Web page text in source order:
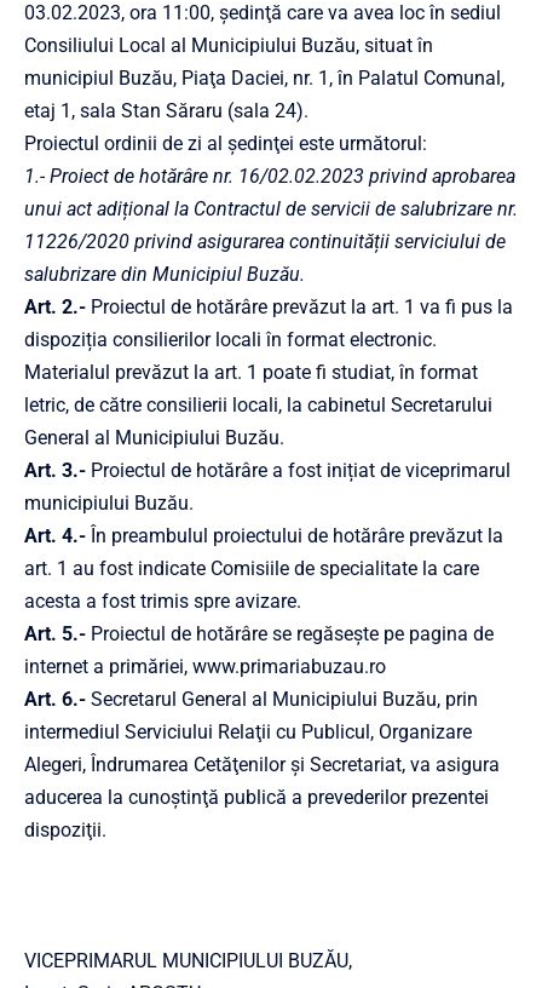
03.02.2023, ora 11:00, şedinţă care va avea loc în sediul
Consiliului Local al Municipiului Buzău, situat în
municipiul Buzău, Piaţa Daciei, nr. 1, în Palatul Comunal,
etaj 1, sala Stan Săraru (sala 24).
Proiectul ordinii de zi al şedinţei este următorul:
1.- Proiect de hotărâre nr. 16/02.02.2023 privind aprobarea
unui act adițional la Contractul de servicii de salubrizare nr.
11226/2020 privind asigurarea continuității serviciului de
salubrizare din Municipiul Buzău.
Art. 2.- Proiectul de hotărâre prevăzut la art. 1 va fi pus la
dispoziția consilierilor locali în format electronic.
Materialul prevăzut la art. 1 poate fi studiat, în format
letric, de către consilierii locali, la cabinetul Secretarului
General al Municipiului Buzău.
Art. 3.- Proiectul de hotărâre a fost inițiat de viceprimarul
municipiului Buzău.
Art. 4.- În preambulul proiectului de hotărâre prevăzut la
art. 1 au fost indicate Comisiile de specialitate la care
acesta a fost trimis spre avizare.
Art. 5.- Proiectul de hotărâre se regăsește pe pagina de
internet a primăriei, www.primariabuzau.ro
Art. 6.- Secretarul General al Municipiului Buzău, prin
intermediul Serviciului Relaţii cu Publicul, Organizare
Alegeri, Îndrumarea Cetăţenilor şi Secretariat, va asigura
aducerea la cunoştinţă publică a prevederilor prezentei
dispoziţii.
VICEPRIMARUL MUNICIPIULUI BUZĂU,